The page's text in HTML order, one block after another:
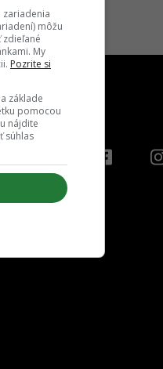
zariadenia
môžu
zdieľané
My
Pozrite si
základe
pomocou
nájdite
súhlas